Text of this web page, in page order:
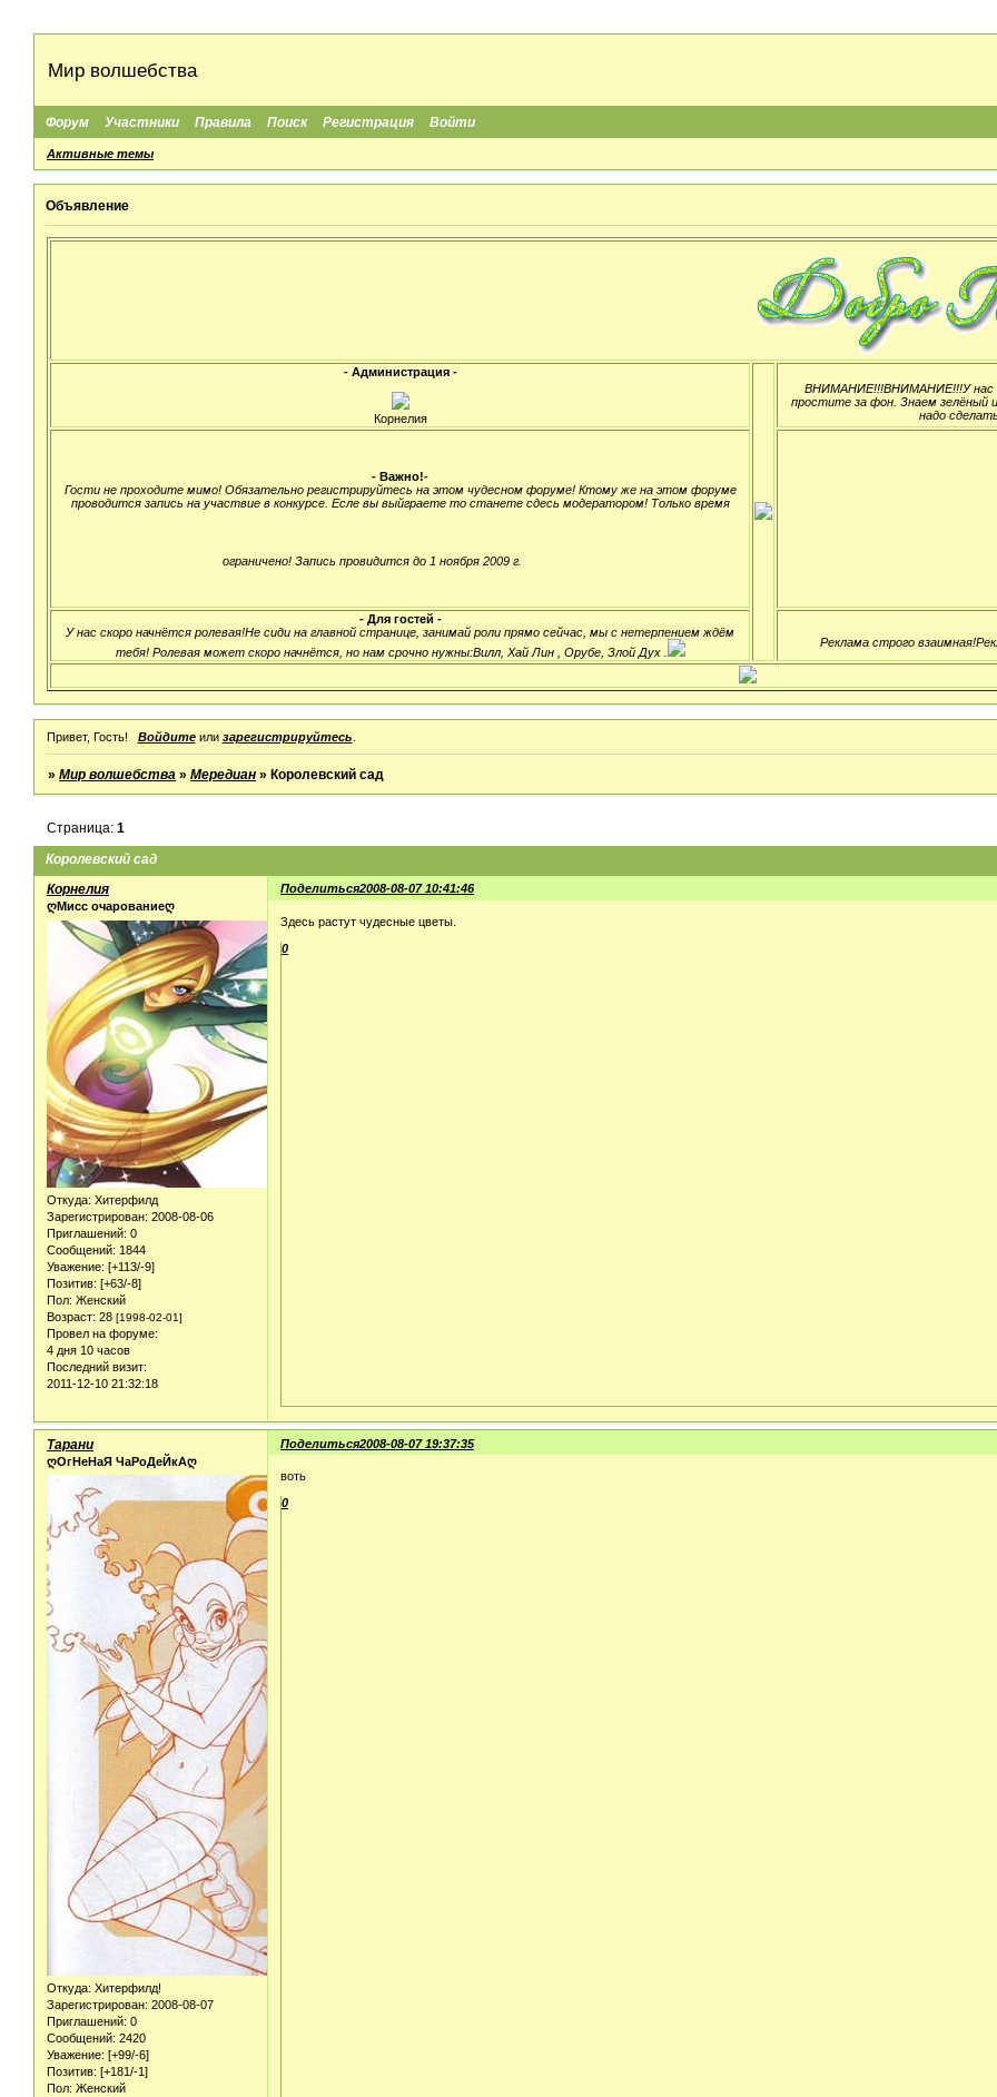
Мир волшебства
Форум Участники Правила Поиск Регистрация Войти
Активные темы
Объявление
- Администрация -
Корнелия
ВНИМАНИЕ!!!ВНИМАНИЕ!!!У нас
простите за фон. Знаем зелёный
надо
- Важно!-
Гости не проходите мимо! Обязательно регистрируйтесь на этом чудесном форуме! Ктому же на этом форуме
проводится запись на участвие в конкурсе. Есле вы выйграете то станете сдесь модератором! Только время
ограничено! Запись провидится до 1 ноября 2009 г.
- Для гостей -
У нас скоро начнётся ролевая!Не сиди на главной странице, занимай роли прямо сейчас, мы с нетерпением ждём
тебя! Ролевая может скоро начнётся, но нам срочно нужны:Вилл, Хай Лин , Орубе, Злой Дух .
Реклама строго
Привет, Гость! Войдитеили зарегистрируйтесь
»Мир волшебства »Мередиан » Королевский сад
Королевский сад
Страница:1
Поделиться2008-08-07 10:41:46
Корнелия
ღМисс очарованиеღ
Откуда: Хитерфилд
Зарегистрирован: 2008-08-06
Приглашений: 0
Сообщений: 1844
Уважение: [+113/-9]
Позитив: [+63/-8]
Пол: Женский
Возраст: 28 [1998-02-01]
Провел на форуме:
4 дня 10 часов
Последний визит:
2011-12-10 21:32:18
Здесь растут чудесные цветы.
0
Поделиться2008-08-07 19:37:35
Тарани
ღОгНеНаЯ ЧаРоДеЙкАღ
Откуда: Хитерфилд!
Зарегистрирован: 2008-08-07
Приглашений: 0
Сообщений: 2420
Уважение: [+99/-6]
Позитив: [+181/-1]
Пол: Женский
воть
0